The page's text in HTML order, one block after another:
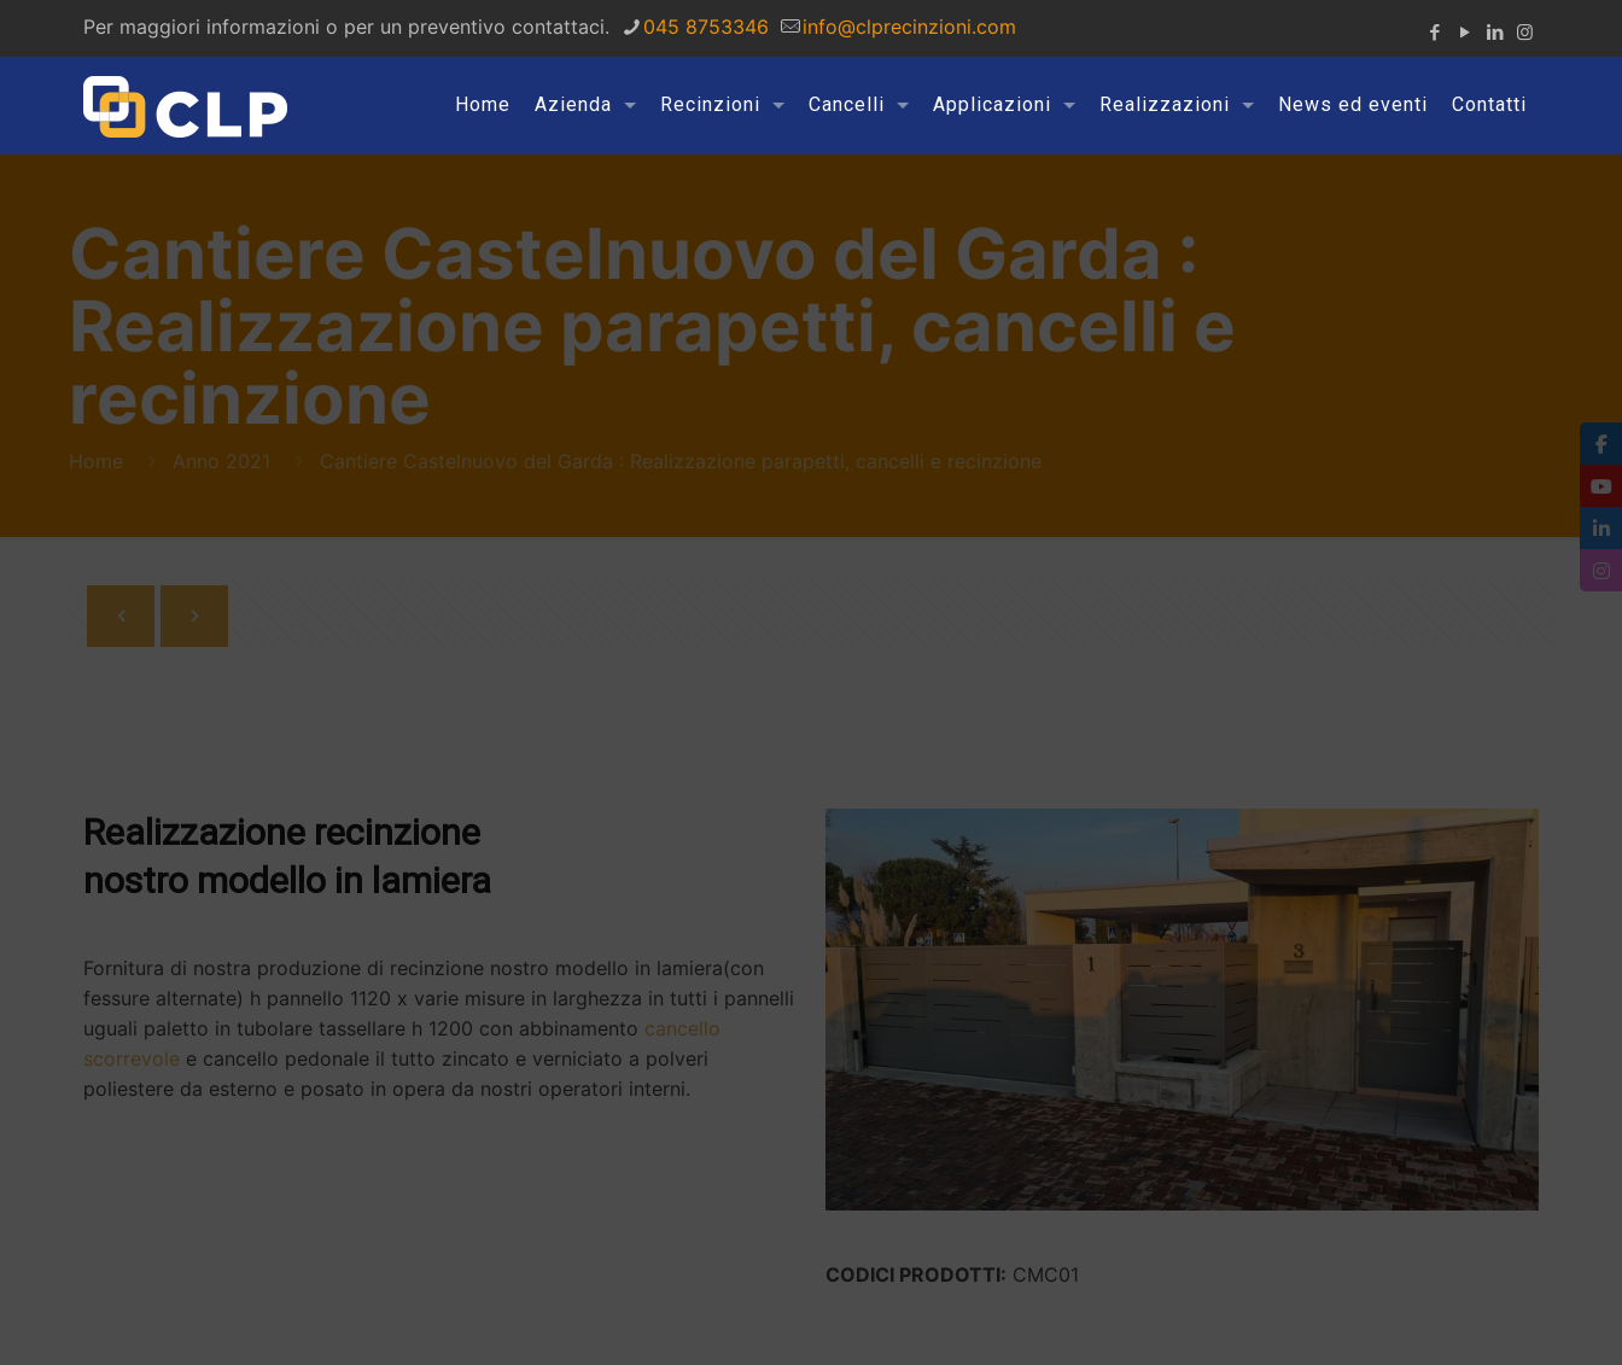
Per maggiori informazioni o per un preventivo contattaci. 045 8753346 info@clprecinzioni.com
Home Azienda Recinzioni Cancelli Applicazioni Realizzazioni News ed eventi Contatti
Cantiere Castelnuovo del Garda :
Realizzazione parapetti, cancelli e
recinzione
Home Anno 2021 Cantiere Castelnuovo del Garda : Realizzazione parapetti, cancelli e recinzione
Realizzazione recinzione
nostro modello in lamiera
Fornitura di nostra produzione di recinzione nostro modello in lamiera(con
fessure alternate) h pannello 1120 x varie misure in larghezza in tutti i pannelli
uguali paletto in tubolare tassellare h 1200 con abbinamento cancello
scorrevole e cancello pedonale il tutto zincato e verniciato a polveri
poliestere da esterno e posato in opera da nostri operatori interni.
CODICI PRODOTTI: CMC01